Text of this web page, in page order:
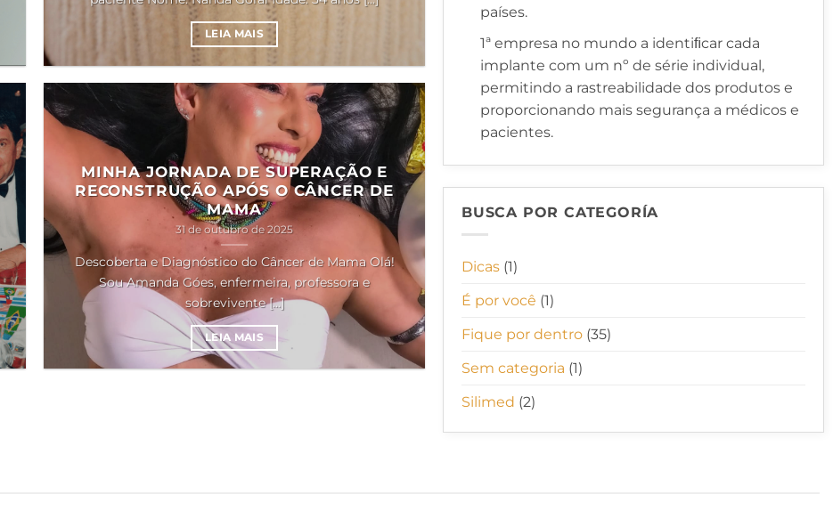
LEIA MAIS
MINHA JORNADA DE SUPERAÇÃO E
RECONSTRUÇÃO APÓS O CÂNCER DE
MAMA
31 de outubro de 2025
Descoberta e Diagnóstico do Câncer de Mama Olá!
Sou Amanda Góes, enfermeira, professora e
sobrevivente [...]
LEIA MAIS
países.
1ª empresa no mundo a identiﬁcar cada
implante com um nº de série individual,
permitindo a rastreabilidade dos produtos e
proporcionando mais segurança a médicos e
pacientes.
BUSCA POR CATEGORÍA
Dicas (1)
É por você (1)
Fique por dentro (35)
Sem categoria (1)
Silimed (2)